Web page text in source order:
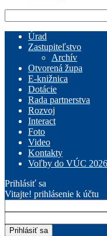
Úrad
Zastupiteľstvo
Archív
Otvorená župa
E-knižnica
Dotácie
Rada partnerstva
Rozvoj
Interact
Foto
Video
Kontakty
Voľby do VÚC 2026
Prihlásiť sa
Vitajte! prihlásenie k účtu